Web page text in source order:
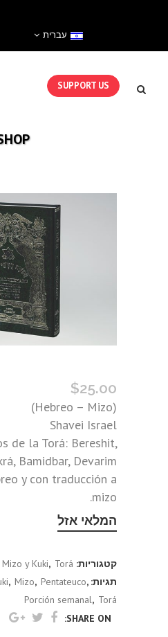
עברית
SUPPORT US
$25.00
(Hebreo – Mizo)
Shavei Israel
de la Torá: Bereshit,
Bamidbar, Devarim
y con traducción a
mizo.
המלאי אזל
קטגוריות: Mizo y Kuki, Torá
תגיות:
, Mizo, Pentateuco,
Porción semanal, Torá
SHARE ON: